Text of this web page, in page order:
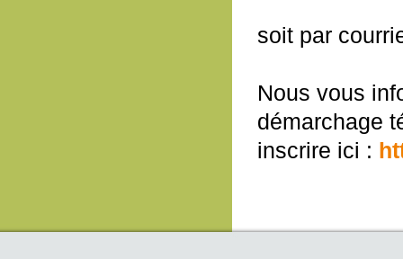
soit par
Nous vous
démarchage
inscrire ici :